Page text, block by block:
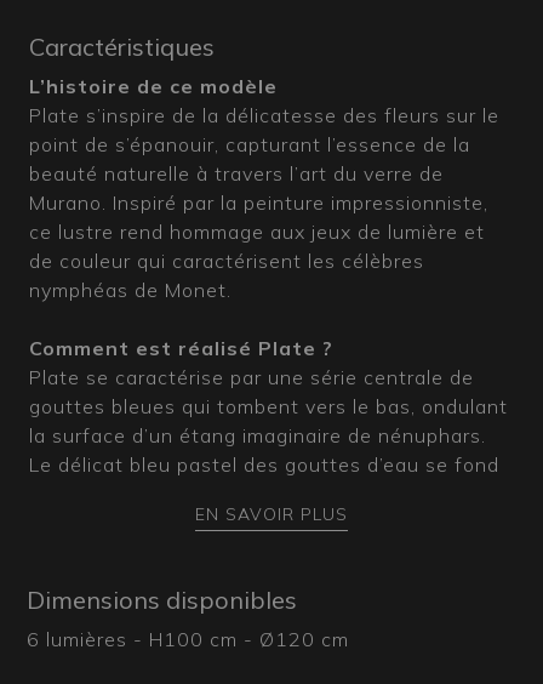
Caractéristiques
L’histoire de ce modèle
Plate s’inspire de la délicatesse des fleurs sur le
point de s’épanouir, capturant l’essence de la
beauté naturelle à travers l’art du verre de
Murano. Inspiré par la peinture impressionniste,
ce lustre rend hommage aux jeux de lumière et
de couleur qui caractérisent les célèbres
nymphéas de Monet.
Comment est réalisé Plate ?
Plate se caractérise par une série centrale de
gouttes bleues qui tombent vers le bas, ondulant
la surface d’un étang imaginaire de nénuphars.
Le délicat bleu pastel des gouttes d’eau se fond
à la base du lustre. Là se développe également
pétales sont obtenues par nos maîtres verriers
muranais grâce à la technique du travail à la
EN SAVOIR PLUS
Dimensions disponibles
6 lumières - H100 cm - Ø120 cm